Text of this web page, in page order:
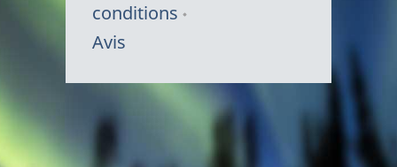
conditions
Avis
Canada